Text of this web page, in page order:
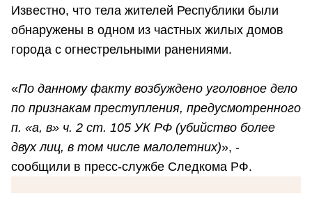
Известно, что тела жителей Республики были
обнаружены в одном из частных жилых домов
города с огнестрельными ранениями.
«По данному факту возбуждено уголовное дело
по признакам преступления, предусмотренного
п. «а, в» ч. 2 ст. 105 УК РФ (убийство более
двух лиц, в том числе малолетних)», -
сообщили в пресс-службе Следкома РФ.